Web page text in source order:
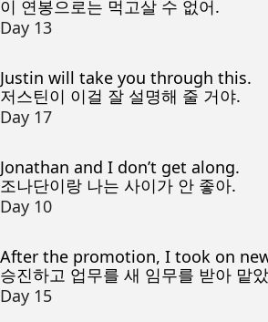
이 연봉으로는 먹고살 수 없어.
Day 13
Justin will take you through this.
저스틴이 이걸 잘 설명해 줄 거야.
Day 17
Jonathan and I don’t get along.
조나단이랑 나는 사이가 안 좋아.
Day 10
After the promotion, I took on
승진하고 업무를 새 임무를 받아 맡
Day 15